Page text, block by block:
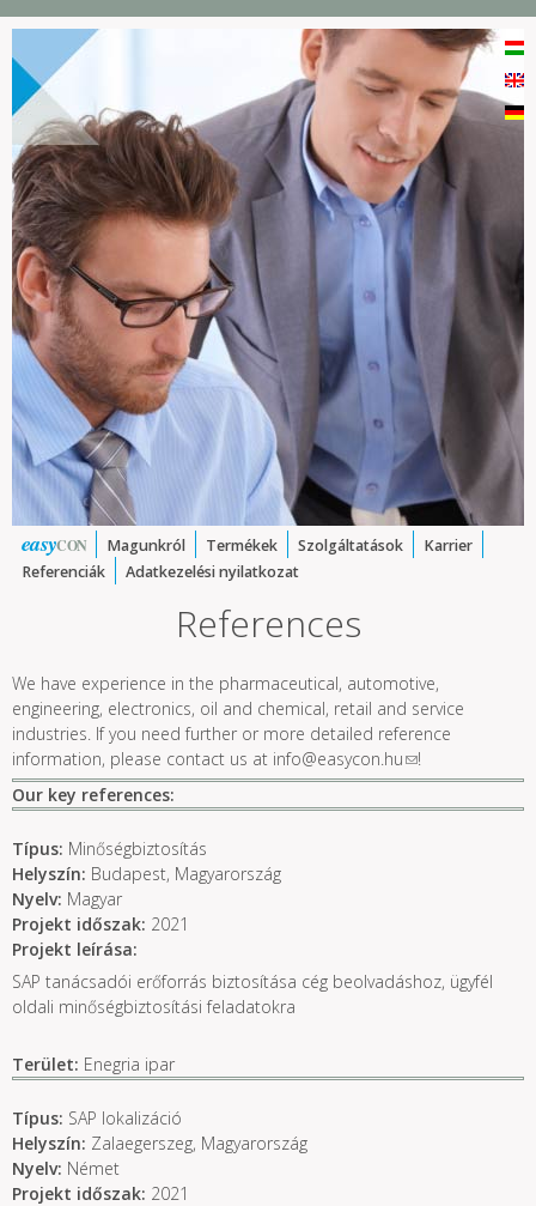
Ugrás a tartalomra
easyCON Magunkról Termékek Szolgáltatások
Karrier
Referenciák
Adatkezelési nyilatkozat
References
We have experience in the pharmaceutical, automotive,
engineering, electronics, oil and chemical, retail and service
industries. If you need further or more detailed reference
information, please contact us at info@easycon.hu(link sends e-
mail)
!
Our key references:
Típus: Minőségbiztosítás
Helyszín: Budapest, Magyarország
Nyelv: Magyar
Projekt időszak: 2021
Projekt leírása:
SAP tanácsadói erőforrás biztosítása cég beolvadáshoz, ügyfél
oldali minőségbiztosítási feladatokra
Terület: Enegria ipar
Típus: SAP lokalizáció
Helyszín: Zalaegerszeg, Magyarország
Nyelv: Német
Projekt időszak: 2021